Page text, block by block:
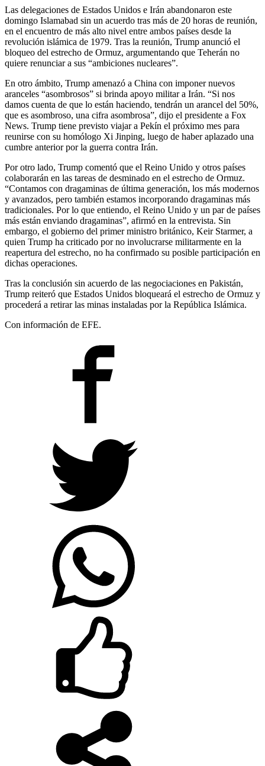
Las delegaciones de Estados Unidos e Irán abandonaron este
domingo Islamabad sin un acuerdo tras más de 20 horas de reunión,
en el encuentro de más alto nivel entre ambos países desde la
revolución islámica de 1979. Tras la reunión, Trump anunció el
bloqueo del estrecho de Ormuz, argumentando que Teherán no
quiere renunciar a sus “ambiciones nucleares”.
En otro ámbito, Trump amenazó a China con imponer nuevos
aranceles “asombrosos” si brinda apoyo militar a Irán. “Si nos
damos cuenta de que lo están haciendo, tendrán un arancel del 50%,
que es asombroso, una cifra asombrosa”, dijo el presidente a Fox
News. Trump tiene previsto viajar a Pekín el próximo mes para
reunirse con su homólogo Xi Jinping, luego de haber aplazado una
cumbre anterior por la guerra contra Irán.
Por otro lado, Trump comentó que el Reino Unido y otros países
colaborarán en las tareas de desminado en el estrecho de Ormuz.
“Contamos con dragaminas de última generación, los más modernos
y avanzados, pero también estamos incorporando dragaminas más
tradicionales. Por lo que entiendo, el Reino Unido y un par de países
más están enviando dragaminas”, afirmó en la entrevista. Sin
embargo, el gobierno del primer ministro británico, Keir Starmer, a
quien Trump ha criticado por no involucrarse militarmente en la
reapertura del estrecho, no ha confirmado su posible participación en
dichas operaciones.
Tras la conclusión sin acuerdo de las negociaciones en Pakistán,
Trump reiteró que Estados Unidos bloqueará el estrecho de Ormuz y
procederá a retirar las minas instaladas por la República Islámica.
Con información de EFE.